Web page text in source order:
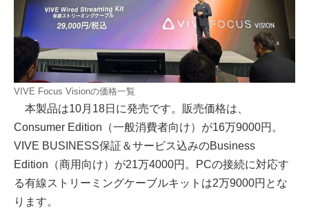
VIVE Focus Visionの価格一覧
本製品は10月18日に発売です。販売価格は、
Consumer Edition（一般消費者向け）が16万9000円。
VIVE BUSINESS保証＆サービス込みのBusiness
Edition（商用向け）が21万4000円。PCの接続に対応す
る有線ストリーミングケーブルキットは2万9000円とな
ります。